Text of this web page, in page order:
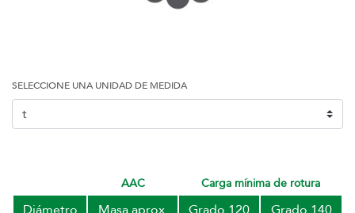
SELECCIONE UNA UNIDAD DE MEDIDA
AAC carga mínima de rotura